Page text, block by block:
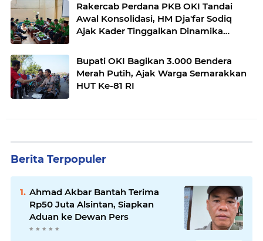
Rakercab Perdana PKB OKI Tandai
Awal Konsolidasi, HM Dja'far Sodiq
Ajak Kader Tinggalkan Dinamika
Bupati OKI Bagikan 3.000 Bendera
Merah Putih, Ajak Warga Semarakkan
HUT Ke-81 RI
Berita Terpopuler
Ahmad Akbar Bantah Terima
Rp50 Juta Alsintan, Siapkan
Aduan ke Dewan Pers